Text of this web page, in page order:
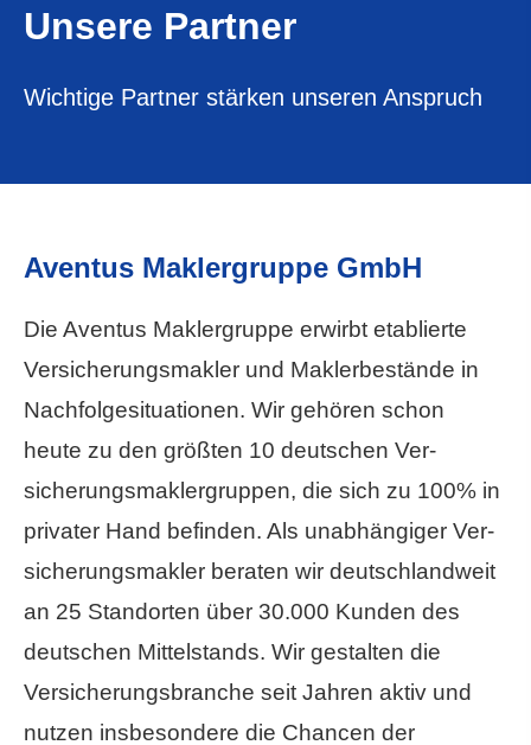
Unsere Partner
Wichtige Partner stärken unseren Anspruch
Aventus Maklergruppe GmbH
Die Aventus Maklergruppe erwirbt etablierte
Ver­sicherungs­makler und Maklerbestände in
Nachfolgesituationen. Wir gehören schon
heute zu den größten 10 deutschen Ver­
sicherungs­maklergruppen, die sich zu 100% in
privater Hand befinden. Als unabhängiger Ver­
sicherungs­makler beraten wir deutschlandweit
an 25 Standorten über 30.000 Kunden des
deutschen Mittelstands. Wir gestalten die
Versicherungsbranche seit Jahren aktiv und
nutzen insbesondere die Chancen der